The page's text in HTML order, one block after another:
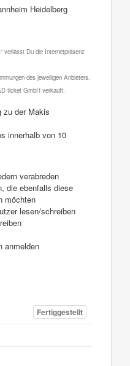
Heidelberg
verlässt Du die Internetpräsenz
des jeweiligen Anbieters.
ticket GmbH verkauft.
zu der Makis
innerhalb von 10
verabreden
die ebenfalls diese
möchten
lesen/schreiben
anmelden
Fertiggestellt